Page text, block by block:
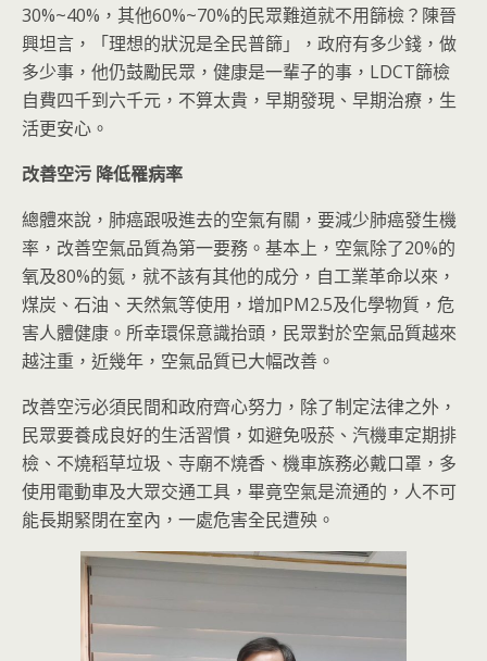
30%~40%，其他60%~70%的民眾難道就不用篩檢？陳晉
興坦言，「理想的狀況是全民普篩」，政府有多少錢，做
多少事，他仍鼓勵民眾，健康是一輩子的事，LDCT篩檢
自費四千到六千元，不算太貴，早期發現、早期治療，生
活更安心。
改善空污 降低罹病率
總體來說，肺癌跟吸進去的空氣有關，要減少肺癌發生機
率，改善空氣品質為第一要務。基本上，空氣除了20%的
氧及80%的氮，就不該有其他的成分，自工業革命以來，
煤炭、石油、天然氣等使用，增加PM2.5及化學物質，危
害人體健康。所幸環保意識抬頭，民眾對於空氣品質越來
越注重，近幾年，空氣品質已大幅改善。
改善空污必須民間和政府齊心努力，除了制定法律之外，
民眾要養成良好的生活習慣，如避免吸菸、汽機車定期排
檢、不燒稻草垃圾、寺廟不燒香、機車族務必戴口罩，多
使用電動車及大眾交通工具，畢竟空氣是流通的，人不可
能長期緊閉在室內，一處危害全民遭殃。